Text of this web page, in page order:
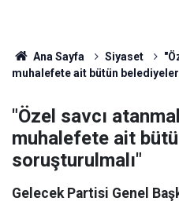
Ana Sayfa Siyaset
muhalefete ait bütün
"Özel savcı
muhalefete ait
soruşturulmalı"
Gelecek Partisi Genel